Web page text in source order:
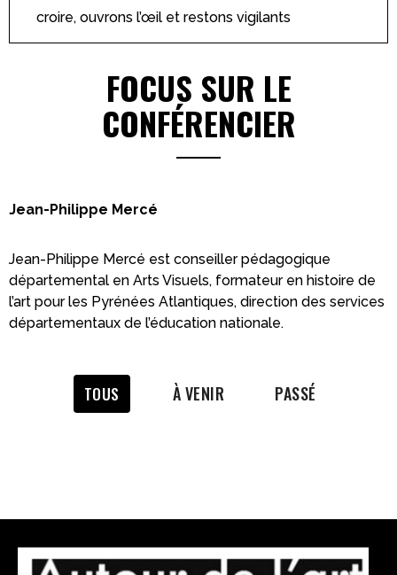
croire, ouvrons l’œil et restons vigilants
FOCUS SUR LE
CONFÉRENCIER
Jean-Philippe Mercé
Jean-Philippe Mercé est conseiller pédagogique
départemental en Arts Visuels, formateur en histoire de
l’art pour les Pyrénées Atlantiques, direction des services
départementaux de l’éducation nationale.
TOUS À VENIR PASSÉ